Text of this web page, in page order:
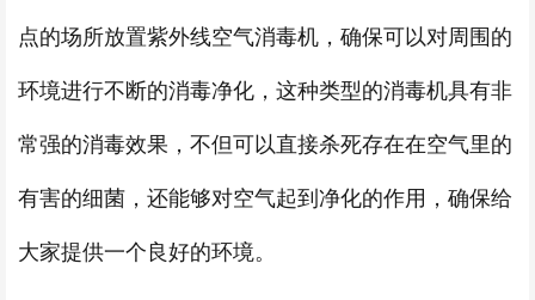
点的场所放置紫外线空气消毒机，确保可以对周围的
环境进行不断的消毒净化，这种类型的消毒机具有非
常强的消毒效果，不但可以直接杀死存在在空气里的
有害的细菌，还能够对空气起到净化的作用，确保给
大家提供一个良好的环境。